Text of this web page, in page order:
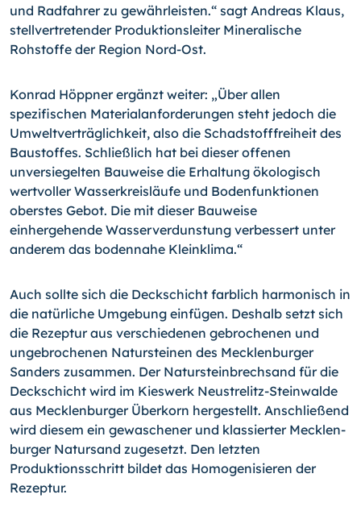
und Radfahrer zu gewährleisten.“ sagt Andreas Klaus,
stellvertretender Produktionsleiter Mineralische
Rohstoffe der Region Nord-Ost.
Konrad Höppner ergänzt weiter: „Über allen
spezifischen Materialanforderungen steht jedoch die
Umweltverträglichkeit, also die Schadstofffreiheit des
Baustoffes. Schließ­lich hat bei dieser offenen
unversiegelten Bauweise die Erhaltung ökologisch
wertvol­ler Wasserkreisläufe und Bodenfunktionen
oberstes Gebot. Die mit dieser Bauweise
einhergehende Wasserverdunstung verbessert unter
anderem das bodennahe Klein­klima.“
Auch sollte sich die Deckschicht farblich harmonisch in
die natürliche Umgebung ein­fügen. Deshalb setzt sich
die Rezeptur aus verschiedenen gebrochenen und
ungebro­chenen Natursteinen des Mecklenburger
Sanders zusammen. Der Natursteinbrechsand für die
Deckschicht wird im Kieswerk Neustrelitz-Steinwalde
aus Mecklenburger Über­korn hergestellt. Anschließend
wird diesem ein gewaschener und klassierter Mecklen­
burger Natursand zugesetzt. Den letzten
Produktionsschritt bildet das Homogenisie­ren der
Rezeptur.